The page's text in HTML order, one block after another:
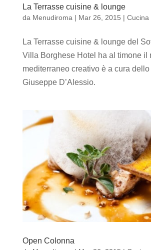
La Terrasse cuisine & lounge
da Menudiroma| Mar 26, 2015 | Cucina
La Terrasse cuisine & lounge del
Villa Borghese Hotel ha al timone il
mediterraneo creativo è a cura dello
Giuseppe D’Alessio.
Open Colonna